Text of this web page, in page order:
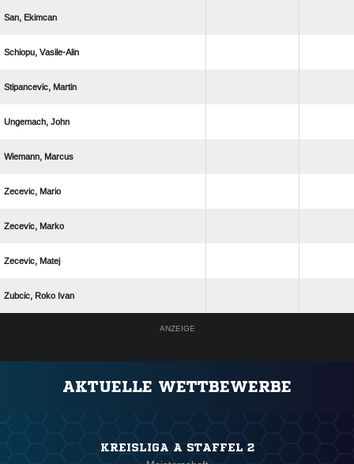
 
 
 
 
 
 
 
 
  
ANZEIGE
AKTUELLE WETTBEWERBE
KREISLIGA A STAFFEL 2